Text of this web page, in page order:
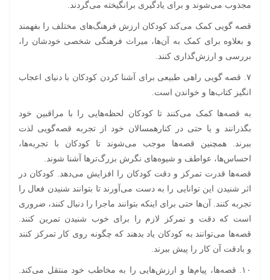
مجذوب می‌شوند و برای یادگیری برانگیخته می‌گردند.
قصه گویی کمک می‌کند کودکان ارزش فرهنگ‌های مختلف را بفهمند
و بعلاوه برای کمک به آن‌ها، میراث فرهنگی شخصی خودشان را،
بررسی و ارزش‌گذاری کنند.
۷. قصه گویی راهی طبیعی برای آشنا کردن کودکان با دنیای اعجاب
انگیز کتاب‌ها و خواندن است.
به قصه‌ها کمک می‌کنند تا کودکان لحظه‌هایی را با مراقبین خود
بگذرانند و یا حتی در کنارهمسالان خود از تجربه قصه‌گویی لذت
ببرند. همچنین قصه‌ها موجب می‌شوند تا کودکان با تجربه‌ها،
احساس‌ها، عواطف و شیوه‌های نگرش بزرگ‌ترها آشنا شوند.
قصه‌ها قدرت تمرکز و دقت کودکان را افزایش می‌دهد. کودکان در
اثر شنیدن این توانایی را به دست می‌آورند تا بتوانند شنیدن فعال را
تجربه کنند. آن‌ها حتی برای اینکه بتوانند ماجرا را دنبال کنند، ضروری
است که دقت و تمرکز لازم را برای خوب شنیدن تمرین کنند.
قصه‌ها می‌توانند به کودکان یاد بدهند که چگونه روی کار تمرکز کنند
و بادقت آن کار را پیش ببرند.
۱۰. قصه‌ها، پیام‌ها و ارزش‌هایی را به مخاطب خود منتقل می‌کند.